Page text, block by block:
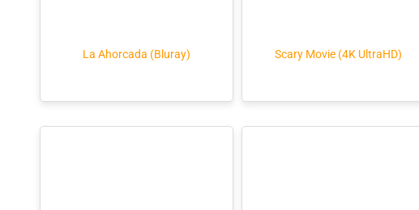
La Ahorcada (Bluray) Scary Movie (4K UltraHD)